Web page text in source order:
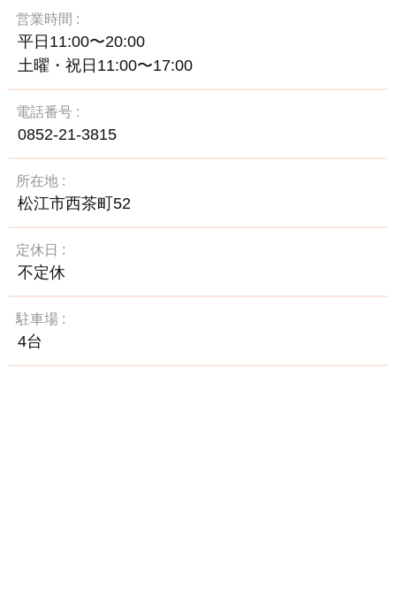
営業時間
平日11:00〜20:00
土曜・祝日11:00〜17:00
電話番号
0852-21-3815
所在地
松江市西茶町52
定休日
不定休
駐車場
4台